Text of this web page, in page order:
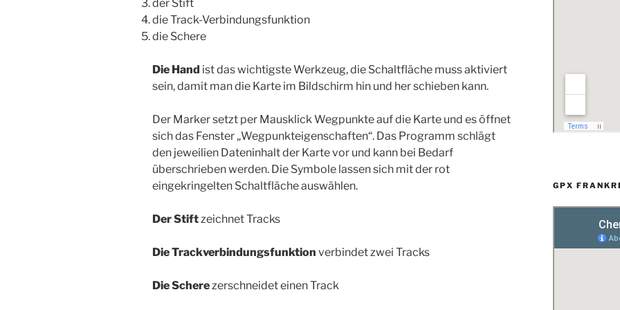
der Stift
die Track-Verbindungsfunktion
die Schere
Die Hand ist das wichtigste Werkzeug, die Schaltfläche muss aktiviert
sein, damit man die Karte im Bildschirm hin und her schieben kann.
Der Marker setzt per Mausklick Wegpunkte auf die Karte und es öffnet
sich das Fenster „Wegpunkteigenschaften“. Das Programm schlägt
den jeweilien Dateninhalt der Karte vor und kann bei Bedarf
überschrieben werden. Die Symbole lassen sich mit der rot
eingekringelten Schaltfläche auswählen.
Der Stiftzeichnet Tracks
Die Trackverbindungsfunktion verbindet zwei Tracks
Die Scherezerschneidet einen Track
GPX